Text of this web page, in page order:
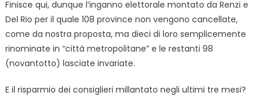
Finisce qui, dunque l’inganno elettorale montato da Renzi e
Del Rio per il quale 108 province non vengono cancellate,
come da nostra proposta, ma dieci di loro semplicemente
rinominate in “città metropolitane” e le restanti 98
(novantotto) lasciate invariate.
E il risparmio dei consiglieri millantato negli ultimi tre mesi?